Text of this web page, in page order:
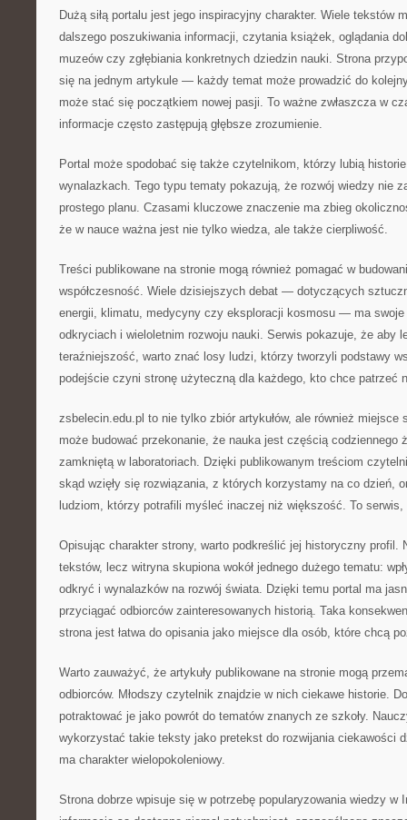
Dużą siłą portalu jest jego inspiracyjny charakter. Wiele tekstów
dalszego poszukiwania informacji, czytania książek, oglądania
muzeów czy zgłębiania konkretnych dziedzin nauki. Strona
się na jednym artykule — każdy temat może prowadzić do
może stać się początkiem nowej pasji. To ważne zwłaszcza w
informacje często zastępują głębsze zrozumienie.
Portal może spodobać się także czytelnikom, którzy lubią
wynalazkach. Tego typu tematy pokazują, że rozwój wiedzy nie
prostego planu. Czasami kluczowe znaczenie ma zbieg
że w nauce ważna jest nie tylko wiedza, ale także cierpliwość.
Treści publikowane na stronie mogą również pomagać w
współczesność. Wiele dzisiejszych debat — dotyczących
energii, klimatu, medycyny czy eksploracji kosmosu — ma swoje
odkryciach i wieloletnim rozwoju nauki. Serwis pokazuje, że aby
teraźniejszość, warto znać losy ludzi, którzy tworzyli podstawy
podejście czyni stronę użyteczną dla każdego, kto chce patrzeć
zsbelecin.edu.pl to nie tylko zbiór artykułów, ale również miejsce
może budować przekonanie, że nauka jest częścią codziennego
zamkniętą w laboratoriach. Dzięki publikowanym treściom
skąd wzięły się rozwiązania, z których korzystamy na co dzień,
ludziom, którzy potrafili myśleć inaczej niż większość. To
Opisując charakter strony, warto podkreślić jej historyczny profil.
tekstów, lecz witryna skupiona wokół jednego dużego tematu:
odkryć i wynalazków na rozwój świata. Dzięki temu portal ma
przyciągać odbiorców zainteresowanych historią. Taka
strona jest łatwa do opisania jako miejsce dla osób, które chcą
Warto zauważyć, że artykuły publikowane na stronie mogą
odbiorców. Młodszy czytelnik znajdzie w nich ciekawe historie.
potraktować je jako powrót do tematów znanych ze szkoły.
wykorzystać takie teksty jako pretekst do rozwijania ciekawości
ma charakter wielopokoleniowy.
Strona dobrze wpisuje się w potrzebę popularyzowania wiedzy w